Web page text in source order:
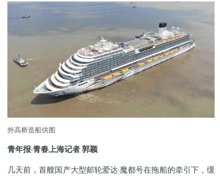
外高桥造船供图
青年报·青春上海记者 郭颖
几天前，首艘国产大型邮轮爱达·魔都号在拖船的牵引下，缓